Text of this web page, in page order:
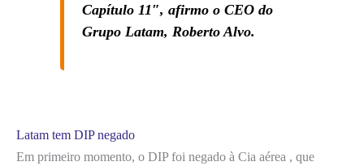
Capítulo 11″, afirmo o CEO do
Grupo Latam, Roberto Alvo.
Latam tem DIP negado
Em primeiro momento, o DIP foi negado à Cia aérea , que